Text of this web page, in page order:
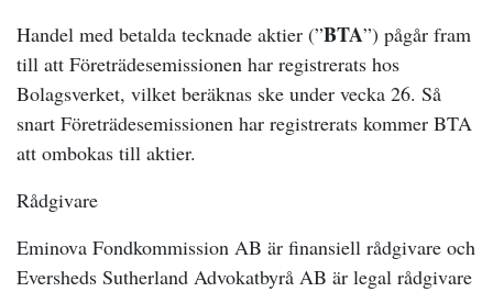
Handel med betalda tecknade aktier (”BTA”) pågår fram
till att Företrädesemissionen har registrerats hos
Bolagsverket, vilket beräknas ske under vecka 26. Så
snart Företrädesemissionen har registrerats kommer BTA
att ombokas till aktier.
Rådgivare
Eminova Fondkommission AB är finansiell rådgivare och
Eversheds Sutherland Advokatbyrå AB är legal rådgivare